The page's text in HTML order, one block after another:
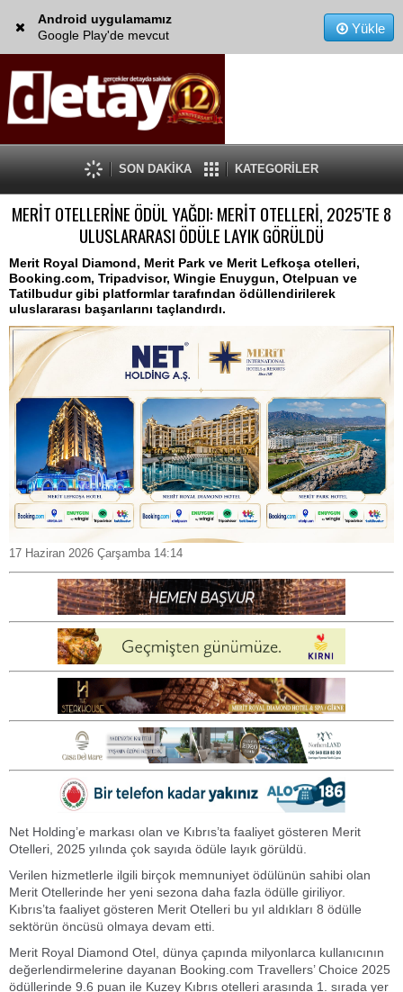
Android uygulamamız
Google Play'de mevcut
Yükle
SON DAKİKA KATEGORİLER
MERİT OTELLERİNE ÖDÜL YAĞDI: MERİT OTELLERİ, 2025'TE 8
ULUSLARARASI ÖDÜLE LAYIK GÖRÜLDÜ
Merit Royal Diamond, Merit Park ve Merit Lefkoşa otelleri,
Booking.com, Tripadvisor, Wingie Enuygun, Otelpuan ve
Tatilbudur gibi platformlar tarafından ödüllendirilerek
uluslararası başarılarını taçlandırdı.
17 Haziran 2026 Çarşamba 14:14
Net Holding’e markası olan ve Kıbrıs’ta faaliyet gösteren Merit
Otelleri, 2025 yılında çok sayıda ödüle layık görüldü.
Verilen hizmetlerle ilgili birçok memnuniyet ödülünün sahibi olan
Merit Otellerinde her yeni sezona daha fazla ödülle giriliyor.
Kıbrıs’ta faaliyet gösteren Merit Otelleri bu yıl aldıkları 8 ödülle
sektörün öncüsü olmaya devam etti.
Merit Royal Diamond Otel, dünya çapında milyonlarca kullanıcının
değerlendirmelerine dayanan Booking.com Travellers’ Choice 2025
ödüllerinde 9.6 puan ile Kuzey Kıbrıs otelleri arasında 1. sırada yer